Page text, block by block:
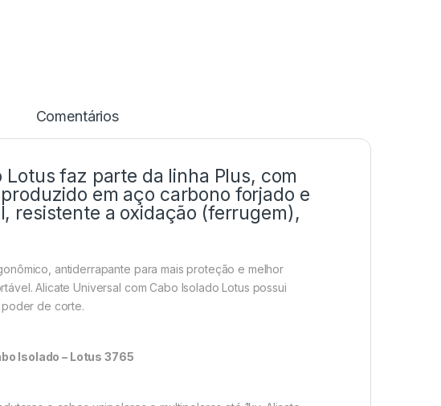
Comentários
faz parte da linha Plus, com
em aço carbono forjado e
resistente a oxidação (ferrugem),
antiderrapante para mais proteção e melhor
Alicate Universal com Cabo Isolado Lotus possui
poder de corte.
Isolado – Lotus 3765